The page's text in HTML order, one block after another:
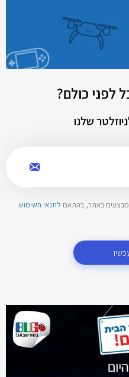
לפני כולם?
שלנו
באתר, בהתאם לתנאי השימוש